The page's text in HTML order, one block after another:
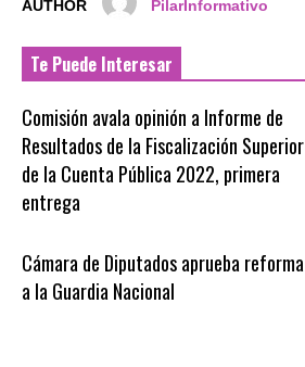
AUTHOR PilarInformativo
Te Puede Interesar
Comisión avala opinión a Informe de
Resultados de la Fiscalización Superior
de la Cuenta Pública 2022, primera
entrega
Cámara de Diputados aprueba reforma
a la Guardia Nacional